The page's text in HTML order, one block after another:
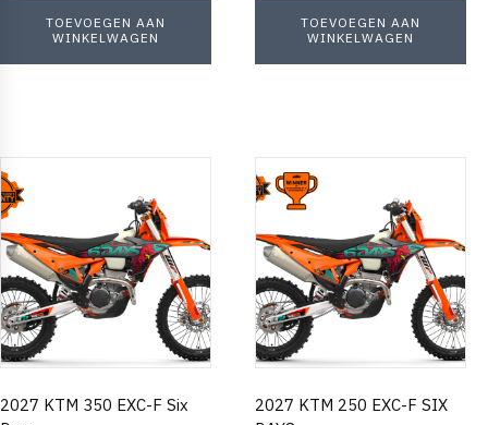
TOEVOEGEN AAN
WINKELWAGEN
TOEVOEGEN AAN
WINKELWAGEN
2027 KTM 350 EXC-F Six
2027 KTM 250 EXC-F SIX